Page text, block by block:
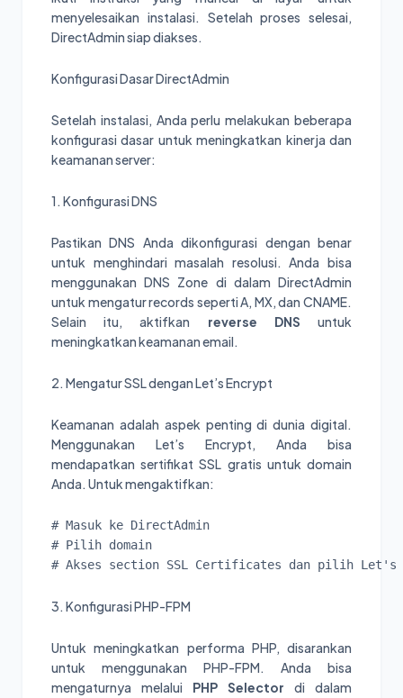
menyelesaikan instalasi. Setelah proses selesai,
DirectAdmin siap diakses.
Konfigurasi Dasar DirectAdmin
Setelah instalasi, Anda perlu melakukan beberapa
konfigurasi dasar untuk meningkatkan kinerja dan
keamanan server:
1. Konfigurasi DNS
Pastikan DNS Anda dikonfigurasi dengan benar
untuk menghindari masalah resolusi. Anda bisa
menggunakan DNS Zone di dalam DirectAdmin
untuk mengatur records seperti A, MX, dan CNAME.
Selain itu, aktifkan reverse DNS untuk
meningkatkan keamanan email.
2. Mengatur SSL dengan Let’s Encrypt
Keamanan adalah aspek penting di dunia digital.
Menggunakan Let’s Encrypt, Anda bisa
mendapatkan sertifikat SSL gratis untuk domain
Anda. Untuk mengaktifkan:
# Masuk ke DirectAdmin
# Pilih domain
3. Konfigurasi PHP-FPM
Untuk meningkatkan performa PHP, disarankan
untuk menggunakan PHP-FPM. Anda bisa
mengaturnya melalui PHP Selector di dalam